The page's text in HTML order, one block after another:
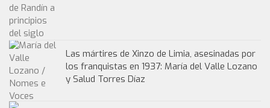
Las mártires de Xinzo de Limia, asesinadas por
los franquistas en 1937: María del Valle Lozano
y Salud Torres Díaz